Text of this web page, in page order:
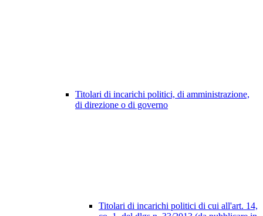
Titolari di incarichi politici, di amministrazione,
di direzione o di governo
Titolari di incarichi politici di cui all'art. 14,